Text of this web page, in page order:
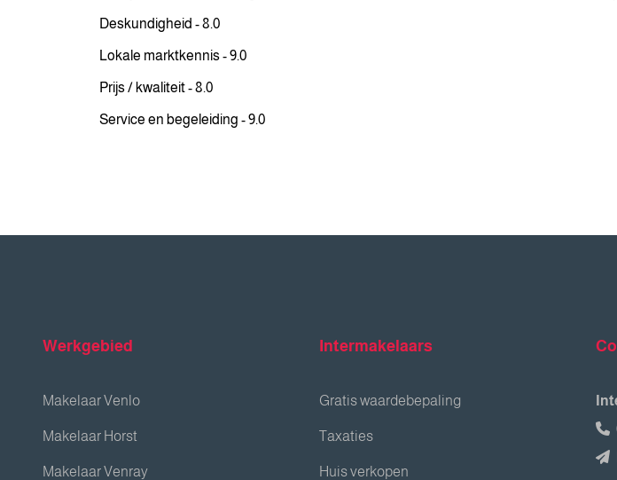
Deskundigheid - 8.0
Lokale marktkennis - 9.0
Prijs / kwaliteit - 8.0
Service en begeleiding - 9.0
Werkgebied
Makelaar Venlo
Makelaar Horst
Makelaar Venray
Intermakelaars
Gratis waardebepaling
Taxaties
Huis verkopen